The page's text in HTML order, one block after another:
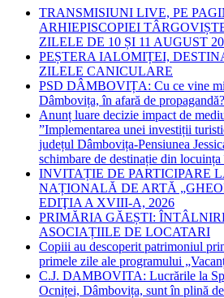
TRANSMISIUNI LIVE, PE
ARHIEPISCOPIEI
ZILELE DE 10 ȘI 11 AUGUST
PEȘTERA IALOMIȚEI,
ZILELE CANICULARE
PSD DÂMBOVIȚA: Cu ce vine
Dâmbovița, în afară de propagandă?
Anunț luare decizie impact de
”Implementarea unei investiții
județul Dâmbovița-Pensiunea
schimbare de destinație din
INVITAȚIE DE PARTICIPARE
NAȚIONALĂ DE ARTĂ
EDIŢIA A XVIII-A, 2026
PRIMĂRIA GĂEȘTI:
ASOCIAȚIILE DE LOCATARI
Copiii au descoperit patrimoniul
primele zile ale programului
C.J. DAMBOVITA: Lucrările la
Ocniței, Dâmbovița, sunt în plină